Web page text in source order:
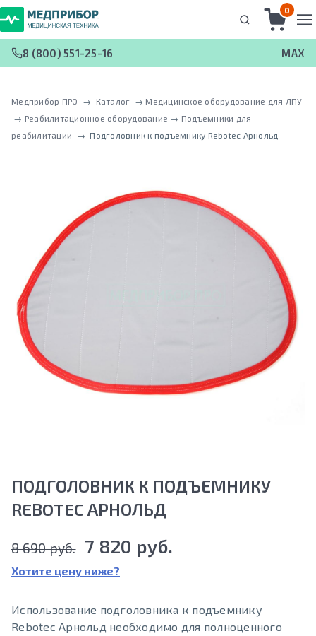
0
8 (800) 551-25-16 MAX
Медприбор ПРО → Каталог → Медицинское оборудование для ЛПУ
→ Реабилитационное оборудование → Подъемники для
реабилитации
→ Подголовник к подъемнику Rebotec Арнольд
ПОДГОЛОВНИК К ПОДЪЕМНИКУ
REBOTEC АРНОЛЬД
8 690 руб. 7 820 руб.
Хотите цену ниже?
Использование подголовника к подъемнику
Rebotec Арнольд необходимо для полноценного